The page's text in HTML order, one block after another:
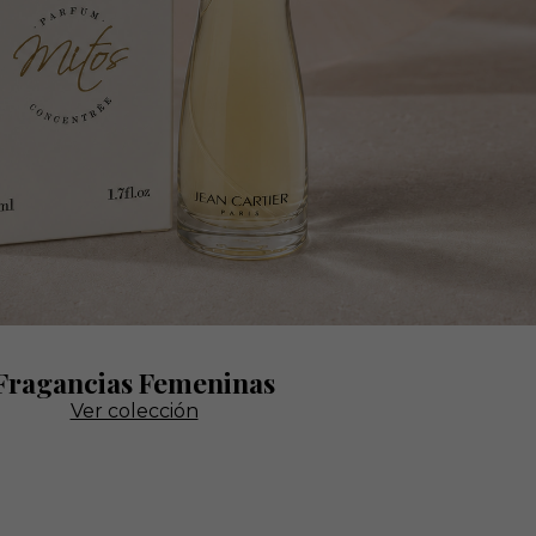
Femeninas
Ver colección